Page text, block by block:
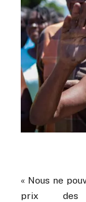
« Nous ne
prix des